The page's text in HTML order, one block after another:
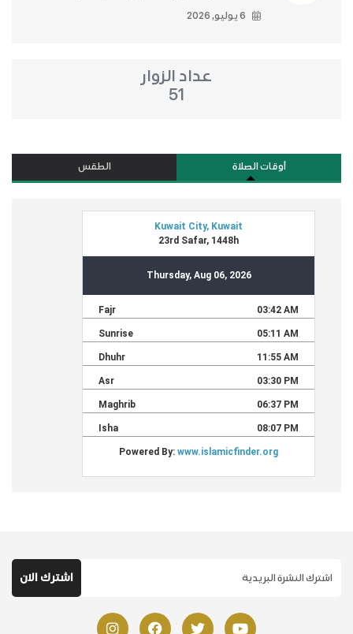
6 يوليو, 2026
عداد الزوار
51
أوقات الصلاة الطقس